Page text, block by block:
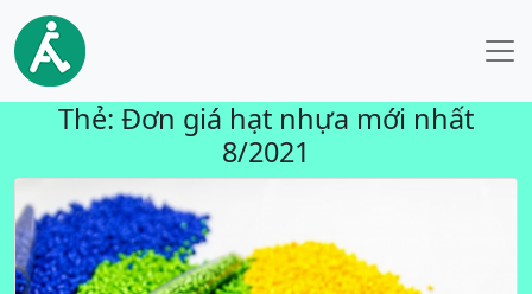
Thẻ: Đơn giá hạt nhựa mới nhất
8/2021